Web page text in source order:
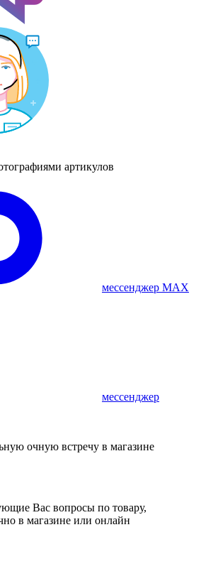
артикулов
мессенджер MAX
мессенджер
очную встречу в магазине
Вас вопросы по товару,
в магазине или онлайн